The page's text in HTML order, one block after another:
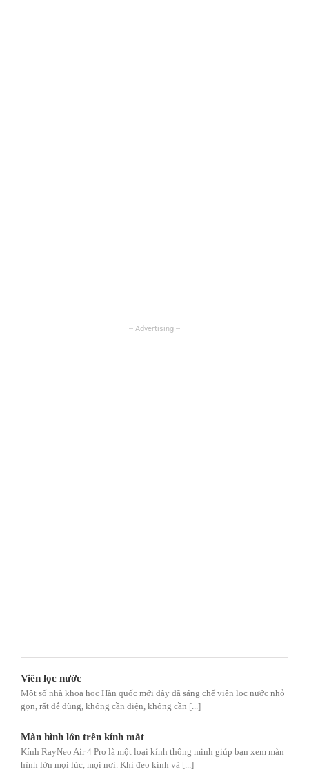
Viên lọc nước
Một số nhà khoa học Hàn quốc mới đây đã sáng chế viên lọc nước nhỏ
gọn, rất dễ dùng, không cần điện, không cần [...]
Màn hình lớn trên kính mắt
Kính RayNeo Air 4 Pro là một loại kính thông minh giúp bạn xem màn
hình lớn mọi lúc, mọi nơi. Khi đeo kính và [...]